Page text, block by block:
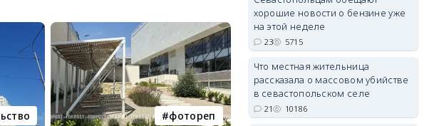
фотореп работа
хорошие новости о бензине уже
на этой неделе
23 5715
Что местная жительница
рассказала о массовом убийстве
в севастопольском селе
21 10186